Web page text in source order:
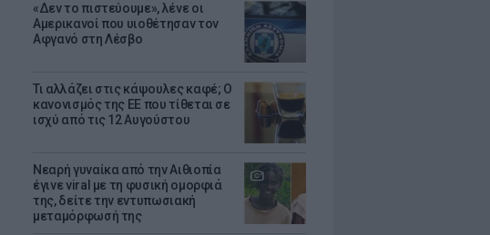
«Δεν το πιστεύουμε», λένε οι
Αμερικανοί που υιοθέτησαν τον
Αφγανό στη Λέσβο
Τι αλλάζει στις κάψουλες καφέ; Ο
κανονισμός της ΕΕ που τίθεται σε
ισχύ από τις 12 Αυγούστου
Νεαρή γυναίκα από την Αιθιοπία
έγινε viral με τη φυσική ομορφιά
της, δείτε την εντυπωσιακή
μεταμόρφωσή της